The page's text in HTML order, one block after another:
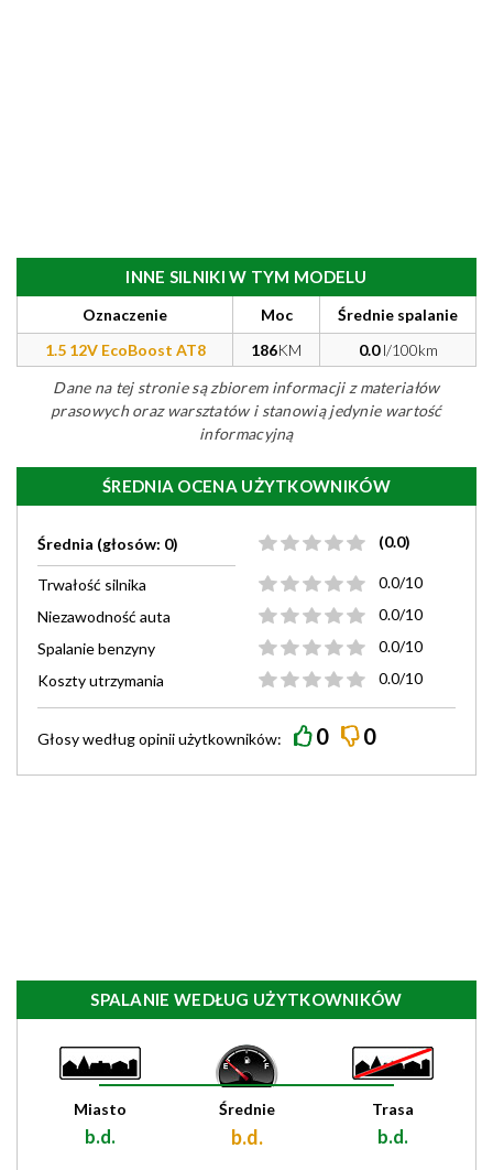
INNE SILNIKI W TYM MODELU
Oznaczenie Moc
Średnie spalanie
1.5 12V EcoBoost AT8
186KM 0.0l/100km
Dane na tej stronie są zbiorem informacji z materiałów
prasowych oraz warsztatów i stanowią jedynie wartość
informacyjną
ŚREDNIA OCENA UŻYTKOWNIKÓW
Średnia (głosów: 0) (0.0)
Trwałość silnika
0.0/10
Niezawodność auta
0.0/10
Spalanie benzyny
0.0/10
Koszty utrzymania
0.0/10
Głosy wedługopiniiużytkowników: 0 0
SPALANIE WEDŁUG UŻYTKOWNIKÓW
Miasto
b.d.
Średnie
b.d.
Trasa
b.d.